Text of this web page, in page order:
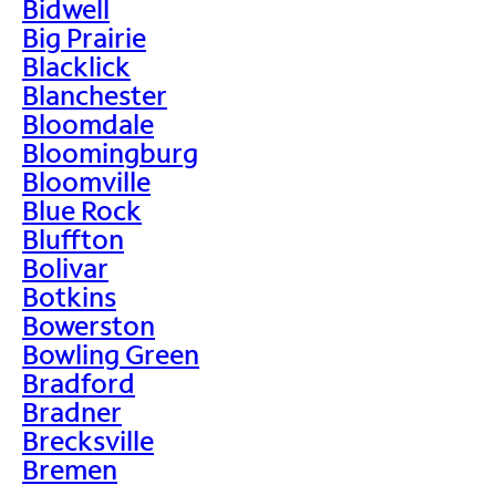
Bidwell
Big Prairie
Blacklick
Blanchester
Bloomdale
Bloomingburg
Bloomville
Blue Rock
Bluffton
Bolivar
Botkins
Bowerston
Bowling Green
Bradford
Bradner
Brecksville
Bremen